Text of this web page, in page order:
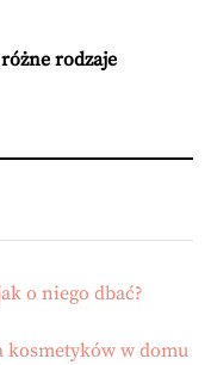
rodzaje
o niego dbać?
kosmetyków w domu